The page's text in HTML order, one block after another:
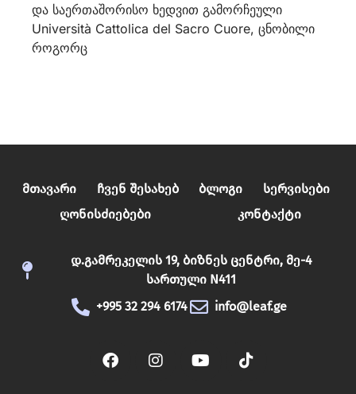
და საერთაშორისო ხედვით გამორჩეული
Università Cattolica del Sacro Cuore, ცნობილი
როგორც
Მთავარი Ჩვენ Შესახებ Ბლოგი
Სერვისები
Ღონისძიებები
Კონტაქტი
დ.გამრეკელის 19, ბიზნეს ცენტრი, მე-4
სართული N411
+995 32 294 6174
info@leaf.ge